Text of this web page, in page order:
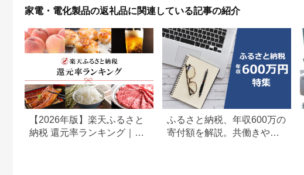
家電・電化製品の返礼品に関連している記事の紹介
【2026年版】楽天ふるさと
納税 還元率ランキング｜高
ふるさと納税、年収600万の
寄付額を解説。共働きや子